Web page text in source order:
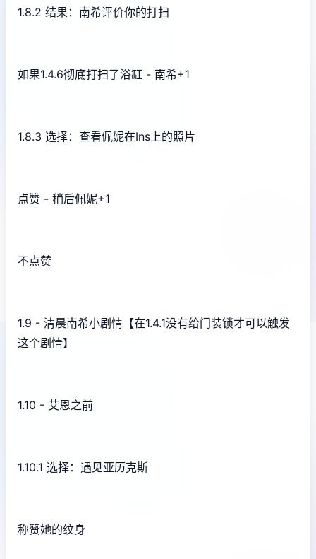
1.8.2 结果：南希评价你的打扫
如果1.4.6彻底打扫了浴缸 - 南希+1
1.8.3 选择：查看佩妮在Ins上的照片
点赞 - 稍后佩妮+1
不点赞
1.9 - 清晨南希小剧情【在1.4.1没有给门装锁才可以触发
这个剧情】
1.10 - 艾恩之前
1.10.1 选择：遇见亚历克斯
称赞她的纹身